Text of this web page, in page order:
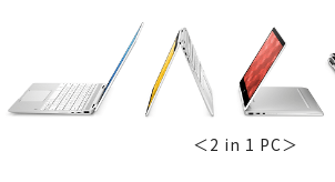
＜2 in 1 PC＞